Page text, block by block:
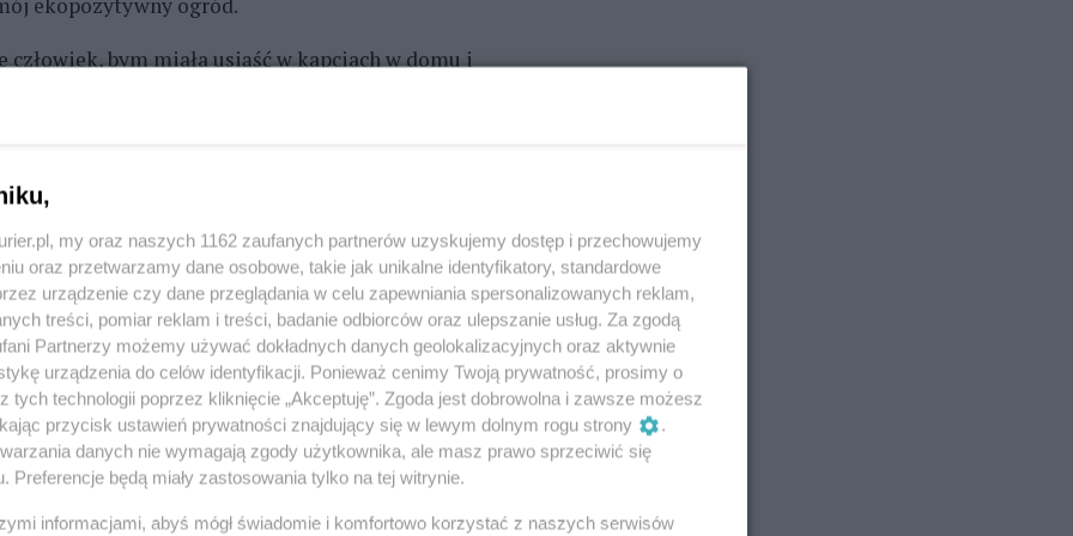
bym miała usiąść w kapciach w domu i
ten powinien zainwestować w taką działkę.
tak połknęłam tego "zielonego" bakcyla. Nie
krzewów i kwiatów. Tutaj też wcześniej
byłoby nie mieć pod ręką jarzyn z
Ale warzywnik to dodatek - opowiada pani
jednego z dwóch urządzonych wypoczynkowych
podwieszonych do lekkiej konstrukcji letniej
gronie przy grillu. Inne okazy pelargonii
drzew - teraz dzięki pomysłowości gospodyni
nich tafli szkła.
przydatne okazały się kozetki i nawet uchwyty od
my oraz naszych 1162 zaufanych partnerów uzyskujemy dostęp i przechowujemy
oraz przetwarzamy dane osobowe, takie jak unikalne identyfikatory, standardowe
urządzenie czy dane przeglądania w celu zapewniania spersonalizowanych reklam,
treści, pomiar reklam i treści, badanie odbiorców oraz ulepszanie usług. Za zgodą
Partnerzy możemy używać dokładnych danych geolokalizacyjnych oraz aktywnie
urządzenia do celów identyfikacji. Ponieważ cenimy Twoją prywatność, prosimy o
tych technologii poprzez kliknięcie „Akceptuję”. Zgoda jest dobrowolna i zawsze możesz
przycisk ustawień prywatności znajdujący się w lewym dolnym rogu strony
.
danych nie wymagają zgody użytkownika, ale masz prawo sprzeciwić się
Preferencje będą miały zastosowania tylko na tej witrynie.
informacjami, abyś mógł świadomie i komfortowo korzystać z naszych serwisów